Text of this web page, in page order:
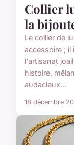
Collier
la
Le collier de
accessoire ; il
l'artisanat
histoire,
audacieux...
18 décembre